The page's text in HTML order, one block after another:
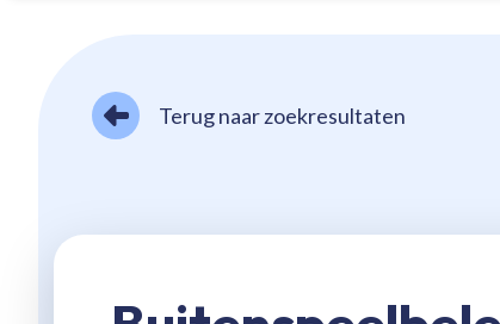
Terug naar zoekresultaten